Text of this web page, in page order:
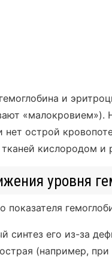
и
острой
кислородом и
уровня
показателя
синтез его из-за
(например,